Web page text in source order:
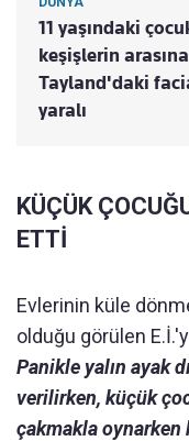
11 yaşındaki
keşişlerin
Tayland'daki
yaralı
KÜÇÜK
ETTİ
Evlerinin küle
olduğu görülen
Panikle yalın ayak
verilirken, küçük
çakmakla oynarken